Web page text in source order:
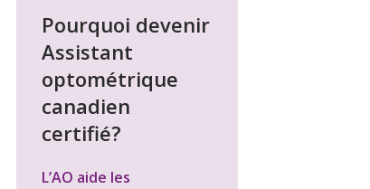
Pourquoi devenir
Assistant
optométrique
canadien
certifié?
L’AO aide les